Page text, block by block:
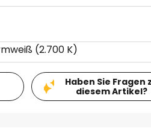
(2.700 K)
Haben Sie Fragen
diesem Artikel?